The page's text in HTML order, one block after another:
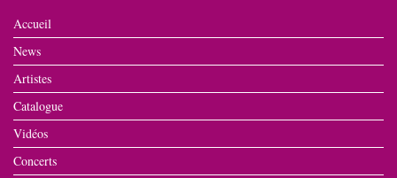
Accueil
News
Artistes
Catalogue
Vidéos
Concerts